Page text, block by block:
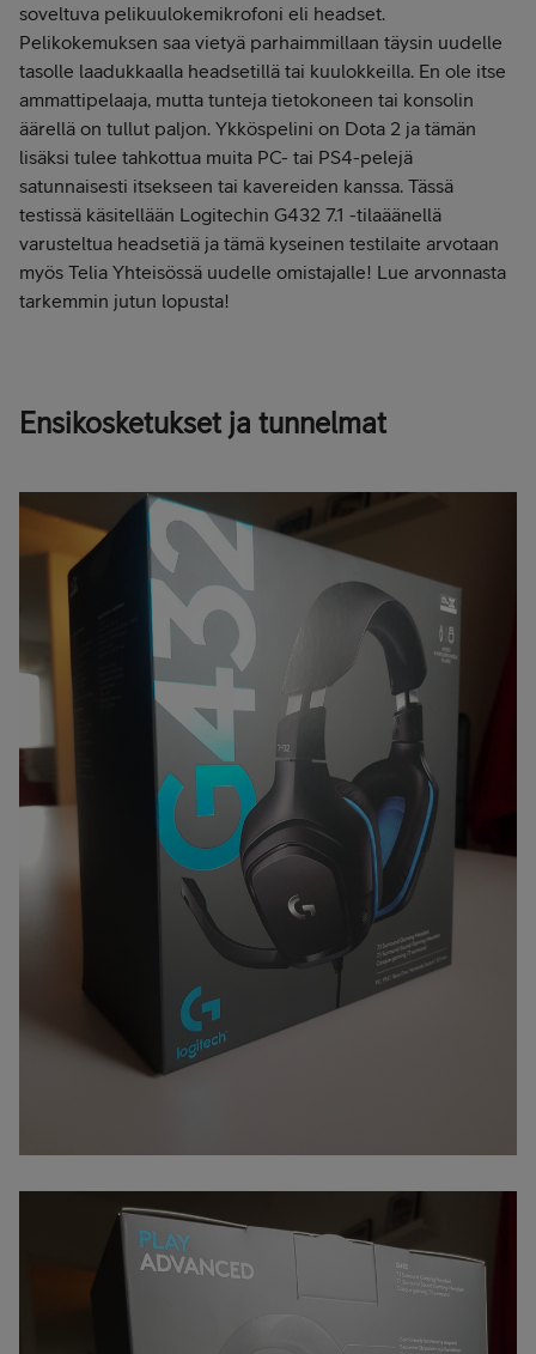
soveltuva pelikuulokemikrofoni eli headset.
Pelikokemuksen saa vietyä parhaimmillaan täysin uudelle
tasolle laadukkaalla headsetillä tai kuulokkeilla. En ole itse
ammattipelaaja, mutta tunteja tietokoneen tai konsolin
äärellä on tullut paljon. Ykköspelini on Dota 2 ja tämän
lisäksi tulee tahkottua muita PC- tai PS4-pelejä
satunnaisesti itsekseen tai kavereiden kanssa. Tässä
testissä käsitellään Logitechin G432 7.1 -tilaäänellä
varusteltua headsetiä ja tämä kyseinen testilaite arvotaan
myös Telia Yhteisössä uudelle omistajalle! Lue arvonnasta
tarkemmin jutun lopusta!
Ensikosketukset ja tunnelmat